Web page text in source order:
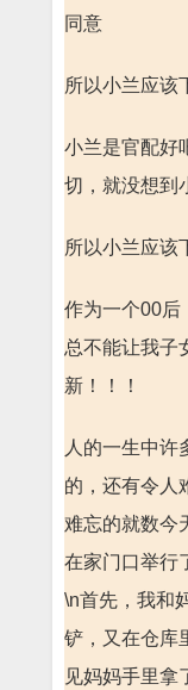
同意
所以小兰应该
小兰是官配好
切，就没想到
所以小兰应该
作为一个00后
总不能让我子
新！！！
人的一生中许
的，还有令
难忘的就数今
在家门口举
\n首先，我和
铲，又在仓库
见妈妈手里拿